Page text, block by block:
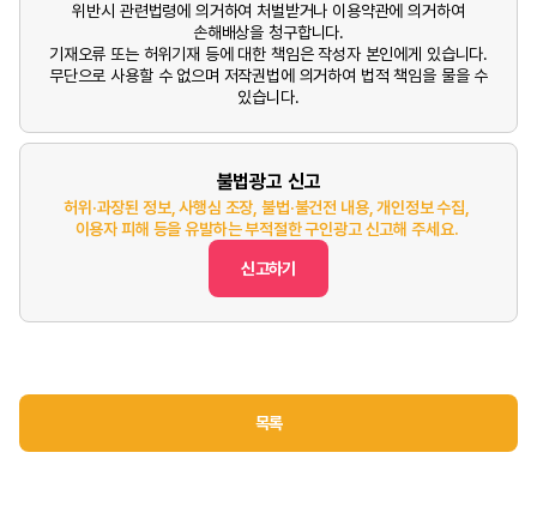
위반시 관련법령에 의거하여 처벌받거나 이용약관에 의거하여
손해배상을 청구합니다.
기재오류 또는 허위기재 등에 대한 책임은 작성자 본인에게 있습니다.
무단으로 사용할 수 없으며 저작권법에 의거하여 법적 책임을 물을 수
있습니다.
불법광고 신고
허위·과장된 정보, 사행심 조장, 불법·불건전 내용, 개인정보 수집,
이용자 피해 등을 유발하는 부적절한 구인광고 신고해 주세요.
신고하기
목록